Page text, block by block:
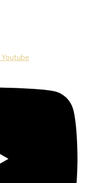
Youtube